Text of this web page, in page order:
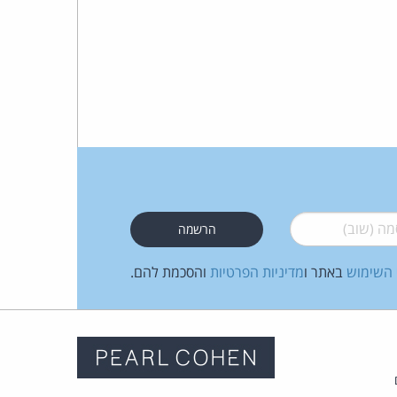
(שוב)*
השימוש באתר ומדיניות הפרטיות והסכמת להם.